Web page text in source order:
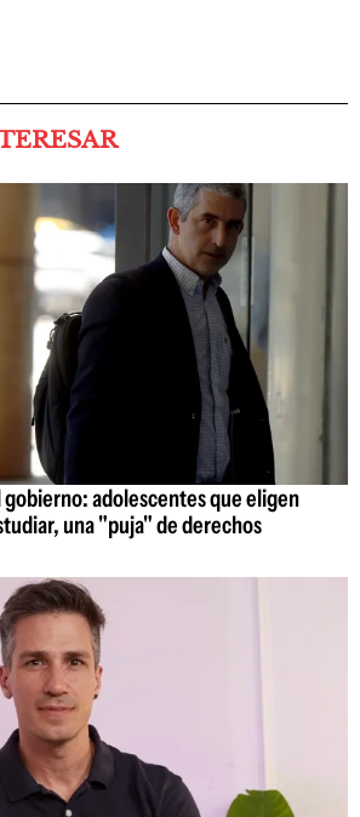
gobierno: adolescentes que eligen
una "puja" de derechos